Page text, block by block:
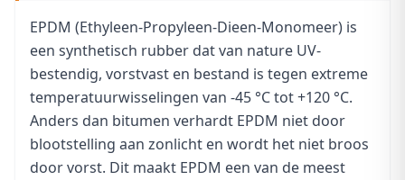
EPDM (Ethyleen-Propyleen-Dieen-Monomeer) is
een synthetisch rubber dat van nature UV-
bestendig, vorstvast en bestand is tegen extreme
temperatuurwisselingen van -45 °C tot +120 °C.
Anders dan bitumen verhardt EPDM niet door
blootstelling aan zonlicht en wordt het niet broos
door vorst. Dit maakt EPDM een van de meest